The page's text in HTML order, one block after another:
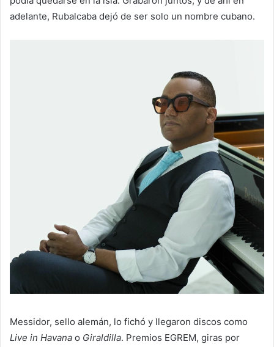
adelante, Rubalcaba dejó de ser solo un nombre cubano.
Messidor, sello alemán, lo fichó y llegaron discos como
Live in Havana o Giraldilla. Premios EGREM, giras por